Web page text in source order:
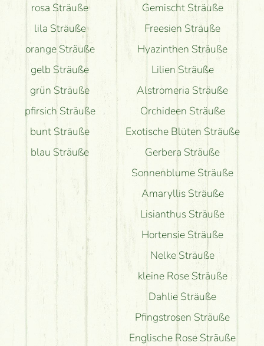
rosa Sträuße
lila Sträuße
orange Sträuße
gelb Sträuße
grün Sträuße
pfirsich Sträuße
bunt Sträuße
blau Sträuße
Gemischt Sträuße
Freesien Sträuße
Hyazinthen Sträuße
Lilien Sträuße
Alstromeria Sträuße
Orchideen Sträuße
Exotische Blüten Sträuße
Gerbera Sträuße
Sonnenblume Sträuße
Amaryllis Sträuße
Lisianthus Sträuße
Hortensie Sträuße
Nelke Sträuße
kleine Rose Sträuße
Dahlie Sträuße
Pfingstrosen Sträuße
Englische Rose Sträuße